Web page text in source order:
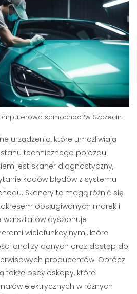
samochod?w Szczecin
urządzenia, które umożliwiają
technicznego pojazdu.
jest skaner diagnostyczny,
kodów błędów z systemu
Skanery te mogą różnić się
obsługiwanych marek i
warsztatów dysponuje
wielofunkcyjnymi, które
analizy danych oraz dostęp do
producentów. Oprócz
także oscyloskopy, które
elektrycznych w różnych